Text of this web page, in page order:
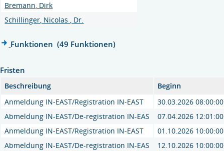
Bremann, Dirk
Schillinger, Nicolas , Dr.
Funktionen (49 Funktionen)
Fristen
Beschreibung Beginn
Anmeldung IN-EAST/Registration IN-EAST
30.03.2026 08:00:00
Abmeldung IN-EAST/De-registration IN-EAS
07.04.2026 12:01:00
Anmeldung IN-EAST/Registration IN-EAST
01.10.2026 10:00:00
Abmeldung IN-EAST/De-registration IN-EAS
12.10.2026 10:00:00